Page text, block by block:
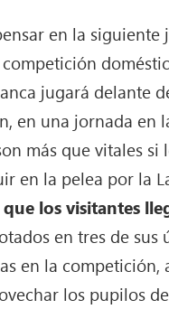
en la siguiente
jugará delante
en una jornada en
más que vitales si
en la pelea por la
los visitantes
en tres de sus
en la competición,
los pupilos